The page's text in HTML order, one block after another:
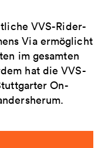
VVS-Rider-
Via ermöglicht
im gesamten
hat die VVS-
On-